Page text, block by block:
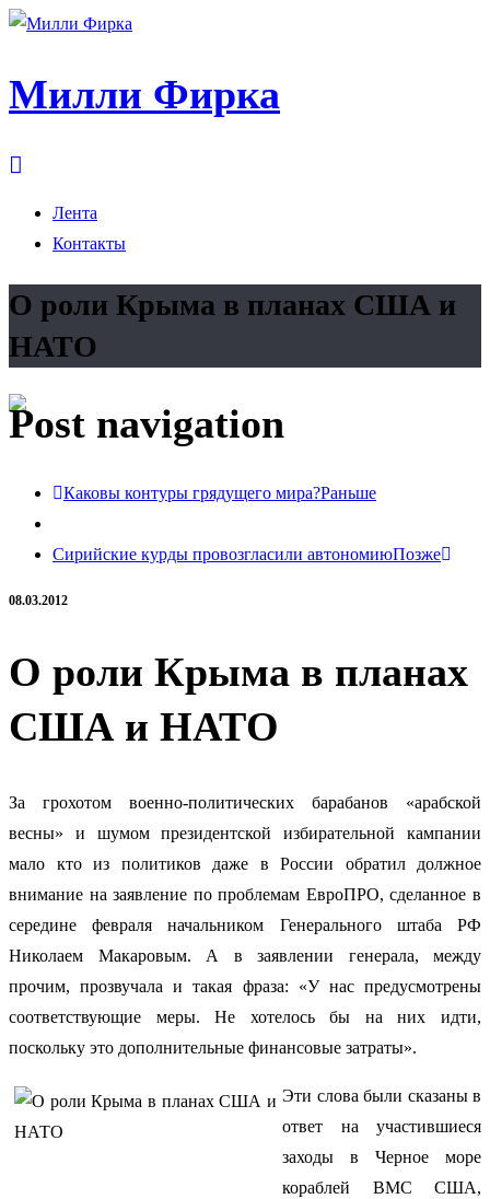
Милли Фирка
Лента
Контакты
О роли Крыма в планах США и
НАТО
Post navigation
Каковы контуры грядущего мира?Раньше
Сирийские курды провозгласили автономиюПозже
08.03.2012
О роли Крыма в планах
США и НАТО
За грохотом военно-политических барабанов «арабской
весны» и шумом президентской избирательной кампании
мало кто из политиков даже в России обратил должное
внимание на заявление по проблемам ЕвроПРО, сделанное в
середине февраля начальником Генерального штаба РФ
Николаем Макаровым. А в заявлении генерала, между
прочим, прозвучала и такая фраза: «У нас предусмотрены
соответствующие меры. Не хотелось бы на них идти,
поскольку это дополнительные финансовые затраты».
Эти слова были сказаны в
ответ на участившиеся
заходы в Черное море
кораблей ВМС США,